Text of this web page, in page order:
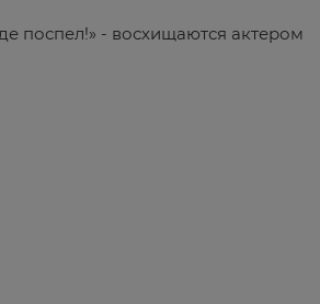
поспел!» - восхищаются актером